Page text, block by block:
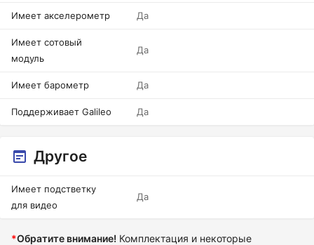
Имеет акселерометр Да
Имеет сотовый
модуль
Да
Имеет барометр Да
Поддерживает Galileo Да
Другое
Имеет подстветку
для видео
Да
*Обратите внимание! Комплектация и некоторые